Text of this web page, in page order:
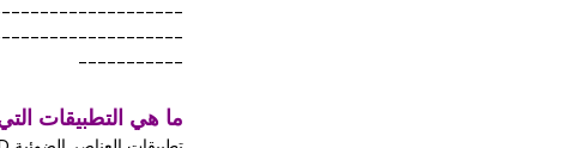
-----------
ما هي التطبيقات